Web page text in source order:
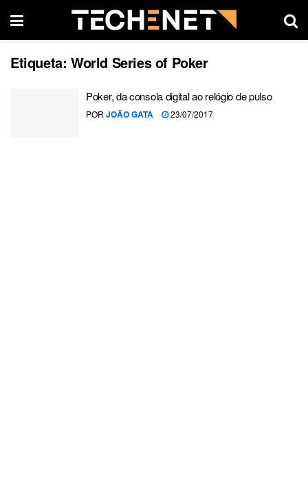
Etiqueta: World Series of Poker
Poker, da consola digital ao relógio de pulso
POR JOÃO GATA 23/07/2017